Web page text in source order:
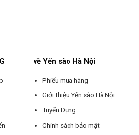
về Yến sào Hà Nội
Phiếu mua hàng
Giới thiệu Yến sào Hà Nội
Tuyển Dụng
Chính sách bảo mật